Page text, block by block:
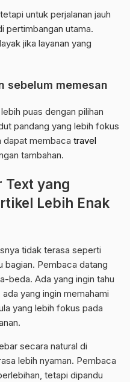
untuk perjalanan jauh
pertimbangan utama.
jika layanan yang
sebelum memesan
puas dengan pilihan
pandang yang lebih fokus
dapat membaca travel
tambahan.
Text yang
Lebih Enak
tidak terasa seperti
bagian. Pembaca datang
beda. Ada yang ingin tahu
yang ingin memahami
yang lebih fokus pada
secara natural di
lebih nyaman. Pembaca
tetapi dipandu